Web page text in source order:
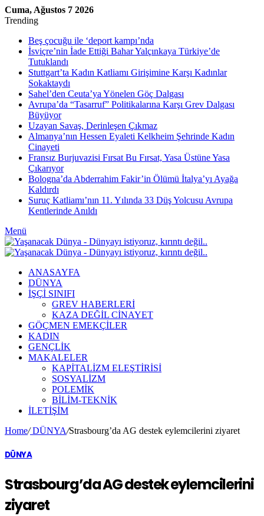
Cuma, Ağustos 7 2026
Trending
Beş çocuğu ile ‘deport kampı’nda
İsviçre’nin İade Ettiği Bahar Yalçınkaya Türkiye’de
Tutuklandı
Stuttgart’ta Kadın Katliamı Girişimine Karşı Kadınlar
Sokaktaydı
Sahel’den Ceuta’ya Yönelen Göç Dalgası
Avrupa’da “Tasarruf” Politikalarına Karşı Grev Dalgası
Büyüyor
Uzayan Savaş, Derinleşen Çıkmaz
Almanya’nın Hessen Eyaleti Kelkheim Şehrinde Kadın
Cinayeti
Fransız Burjuvazisi Fırsat Bu Fırsat, Yasa Üstüne Yasa
Çıkarıyor
Bologna’da Abderrahim Fakir’in Ölümü İtalya’yı Ayağa
Kaldırdı
Suruç Katliamı’nın 11. Yılında 33 Düş Yolcusu Avrupa
Kentlerinde Anıldı
Menü
ANASAYFA
DÜNYA
İŞÇİ SINIFI
GREV HABERLERİ
KAZA DEĞİL CİNAYET
GÖÇMEN EMEKÇİLER
KADIN
GENÇLİK
MAKALELER
KAPİTALİZM ELEŞTİRİSİ
SOSYALİZM
POLEMİK
BİLİM-TEKNİK
ILETIŞIM
Home/DÜNYA/Strasbourg’da AG destek eylemcilerini ziyaret
DÜNYA
Strasbourg’da AG destek eylemcilerini
ziyaret